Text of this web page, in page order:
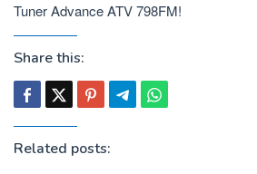
Tuner Advance ATV 798FM!
Share this:
Related posts: